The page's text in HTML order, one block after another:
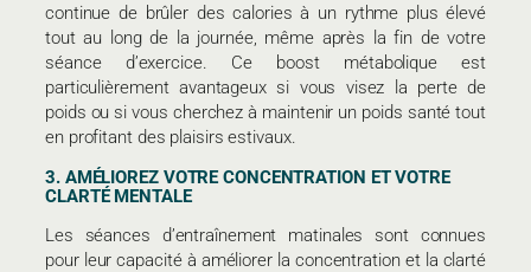
continue de brûler des calories à un rythme plus élevé
tout au long de la journée, même après la fin de votre
séance d’exercice. Ce boost métabolique est
particulièrement avantageux si vous visez la perte de
poids ou si vous cherchez à maintenir un poids santé tout
en profitant des plaisirs estivaux.
3. AMÉLIOREZ VOTRE CONCENTRATION ET VOTRE
CLARTÉ MENTALE
Les séances d’entraînement matinales sont connues
pour leur capacité à améliorer la concentration et la clarté